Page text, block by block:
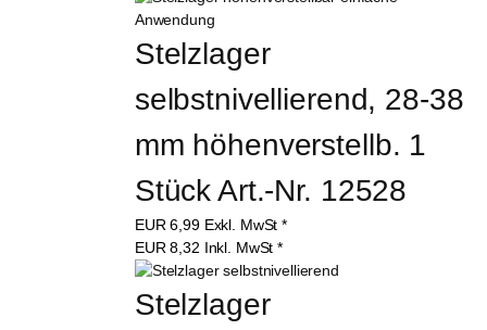
Stelzlager
selbstnivellierend, 28-38
mm höhenverstellb. 1
Stück Art.-Nr. 12528
EUR6,99 Exkl. MwSt *
EUR8,32 Inkl. MwSt *
Stelzlager